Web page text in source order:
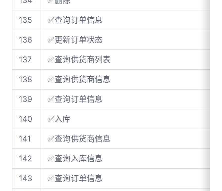
135
✅查询订单信息
136
✅更新订单状态
137
✅查询供货商列表
138
✅查询供货商信息
139
✅查询订单信息
140
✅入库
141
✅查询供货商信息
142
✅查询入库信息
143
✅查询订单信息